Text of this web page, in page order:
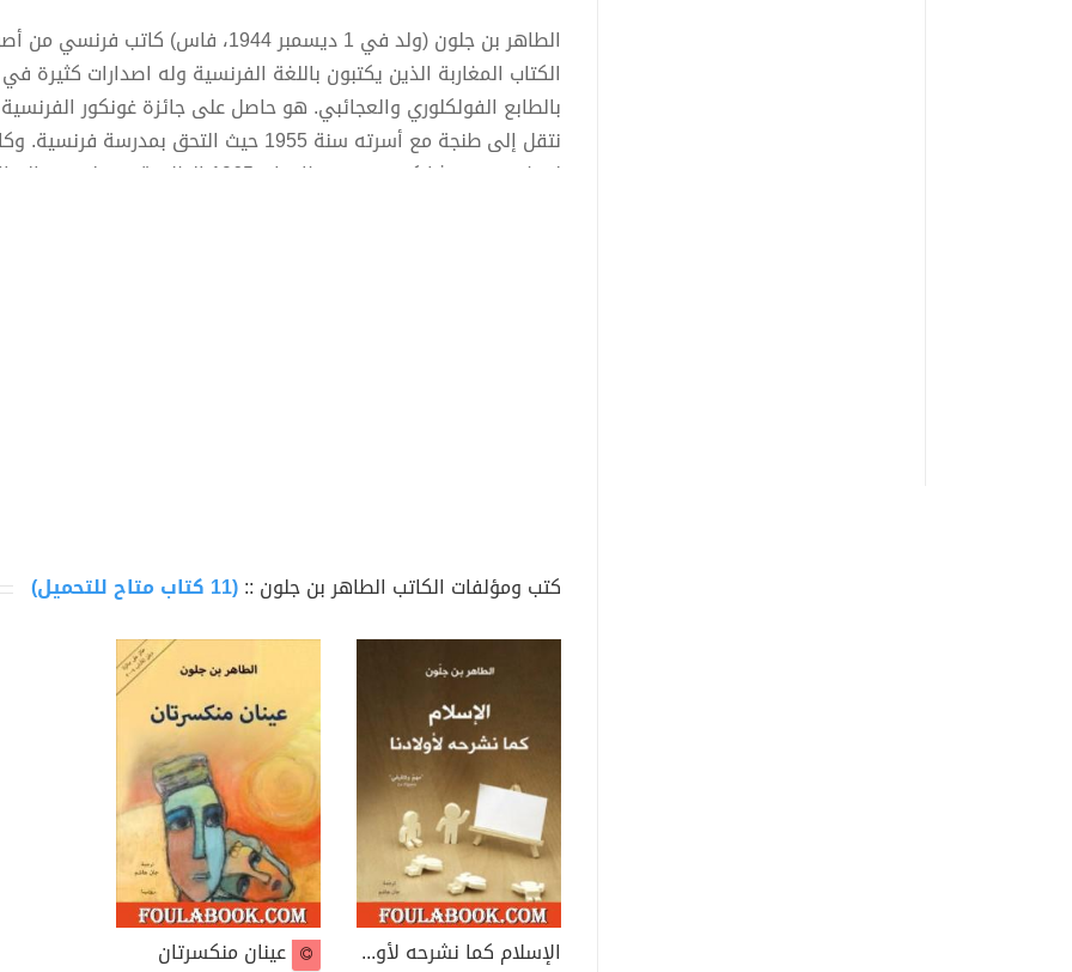
الطاهر بن جلون (ولد في 1 ديسمبر 1944،
الكتاب المغاربة الذين يكتبون باللغة الفرنسية وله اصدارات كثيرة
بالطابع الفولكلوري والعجائبي. هو حاصل على جائزة غونكور
لتنظيمهم ومشاركتهم في مظاهرات 1965 الطلابية، فتخلى عن الحراك السياسي ولجأ للكتابة.
الباهرة سنة 2001، التي أثارت حفيظة معتقلي تازمامارت
أرباح على حسابهم.
أهم اعماله:
طفل الرمال 1985.
ليلة القدر 1987 (حصل عنها على جائزة غونكور سنة 1987)
ليلة الغلطة. 1996.
تلك العتمة الباهرة 2001.
أن ترحل .
"ليلتئم الجرح"
السعادة الزوجية
الإستئصال 2014 .
كتب ومؤلفات الكاتب الطاهر بن جلون ::(11 كتاب متاح للتحميل)
الإسلام كما نشرحه لأولادنا عينان منكسرتان